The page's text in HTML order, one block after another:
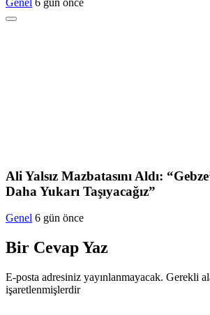
Ali Yalsız Mazbatasını Aldı:
Daha Yukarı Taşıyacağız”
Genel 6 gün önce
Bir Cevap Yaz
E-posta adresiniz yayınlanmayacak. Gerekli
işaretlenmişlerdir